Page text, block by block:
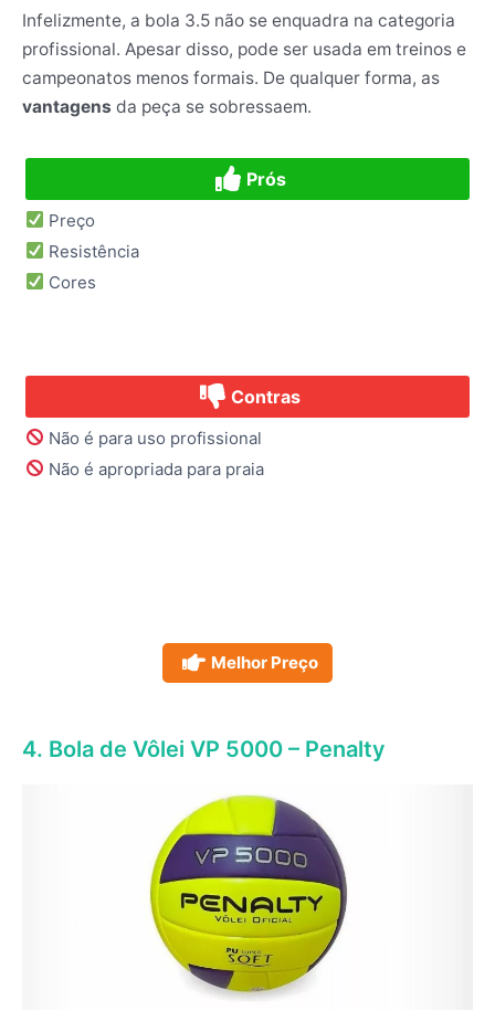
Infelizmente, a bola 3.5 não se enquadra na categoria
profissional. Apesar disso, pode ser usada em treinos e
campeonatos menos formais. De qualquer forma, as
vantagens da peça se sobressaem.
Prós
Preço
Resistência
Cores
Contras
Não é para uso profissional
Não é apropriada para praia
Melhor Preço
4. Bola de Vôlei VP 5000 – Penalty